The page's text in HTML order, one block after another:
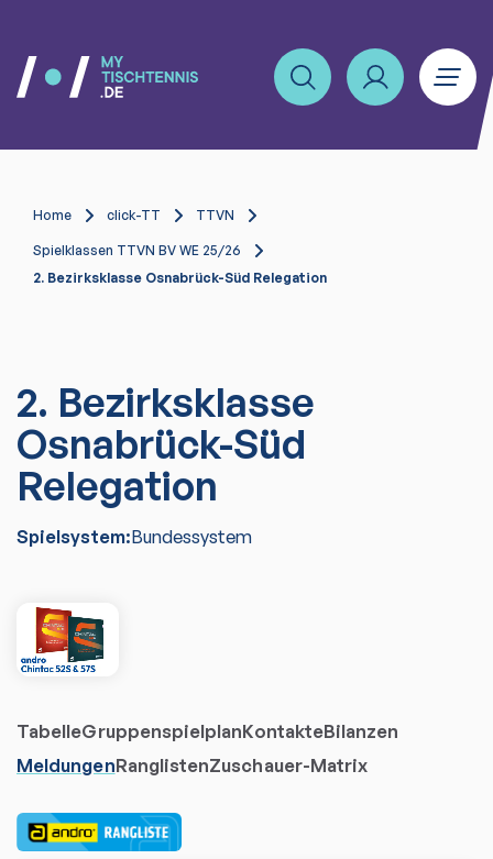
Home click-TT TTVN
Spielklassen TTVN BV WE 25/26
2. Bezirksklasse Osnabrück-Süd Relegation
2. Bezirksklasse
Osnabrück-Süd
Relegation
Spielsystem:Bundessystem
TabelleGruppenspielplanKontakteBilanzen
MeldungenRanglistenZuschauer-Matrix